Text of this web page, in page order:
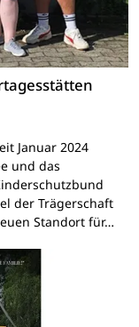
Januar 2024
und das
der Trägerschaft
Standort für…